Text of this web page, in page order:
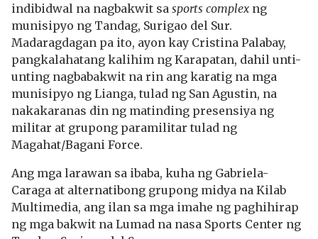
indibidwal na nagbakwit sa sports complex ng
munisipyo ng Tandag, Surigao del Sur.
Madaragdagan pa ito, ayon kay Cristina Palabay,
pangkalahatang kalihim ng Karapatan, dahil unti-
unting nagbabakwit na rin ang karatig na mga
munisipyo ng Lianga, tulad ng San Agustin, na
nakakaranas din ng matinding presensiya ng
militar at grupong paramilitar tulad ng
Magahat/Bagani Force.
Ang mga larawan sa ibaba, kuha ng Gabriela-
Caraga at alternatibong grupong midya na Kilab
Multimedia, ang ilan sa mga imahe ng paghihirap
ng mga bakwit na Lumad na nasa Sports Center ng